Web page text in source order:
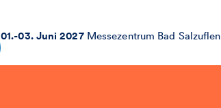
01.-03. Juni 2027Messezentrum Bad Salzuflen